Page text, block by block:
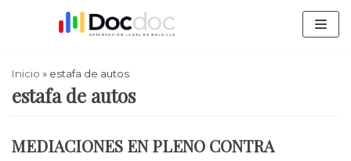
Inicio » estafa de autos
estafa de autos
MEDIACIONES EN PLENO CONTRA